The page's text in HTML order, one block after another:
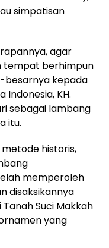
simpatisan
agar
tempat berhimpun
besarnya kepada
KH.
sebagai lambang
itu.
historis,
memperoleh
disaksikannya
Suci Makkah
yang